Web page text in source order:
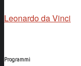
Leonardo da Vinci
Programmi